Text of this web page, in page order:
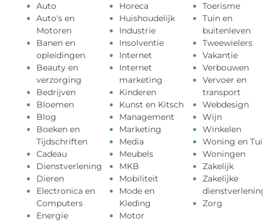
Auto
Auto's en
Motoren
Banen en
opleidingen
Beauty en
verzorging
Bedrijven
Bloemen
Blog
Boeken en
Tijdschriften
Cadeau
Dienstverlening
Dieren
Electronica en
Computers
Energie
Horeca
Huishoudelijk
Industrie
Insolventie
Internet
Internet
marketing
Kinderen
Kunst en Kitsch
Management
Marketing
Media
Meubels
MKB
Mobiliteit
Mode en
Kleding
Motor
Toerisme
Tuin en
buitenleven
Tweewielers
Vakantie
Verbouwen
Vervoer en
transport
Webdesign
Wijn
Winkelen
Woning en
Woningen
Zakelijk
Zakelijke
Zorg